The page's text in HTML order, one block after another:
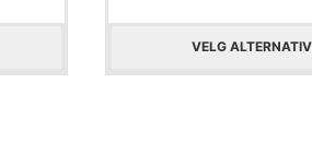
VELG ALTERNATIV